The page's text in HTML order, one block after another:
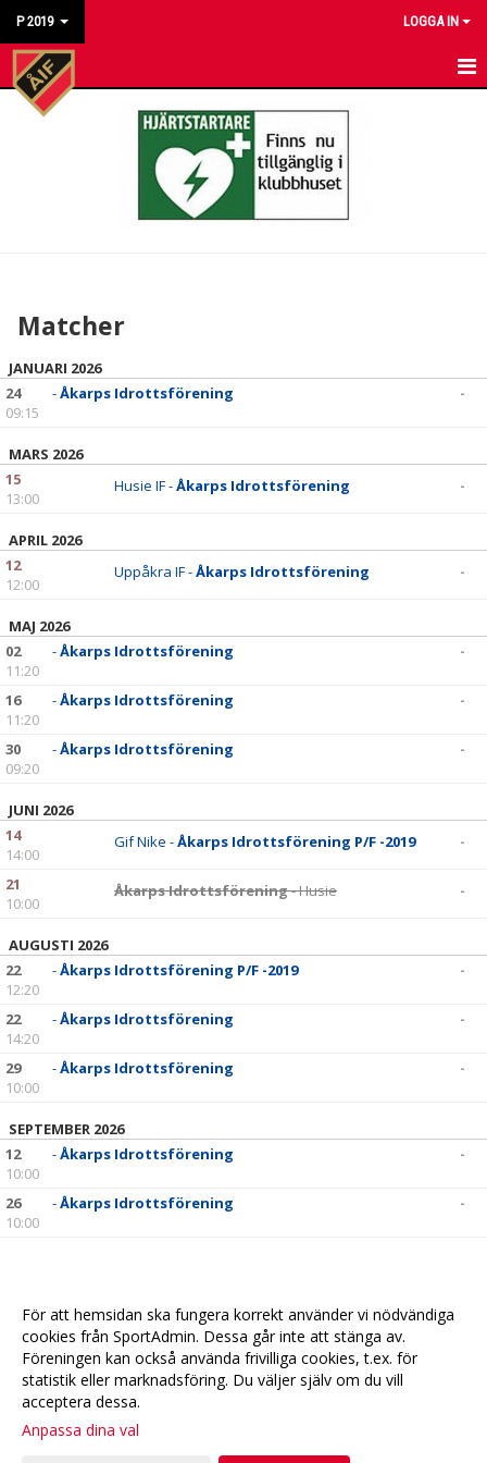
P 2019 LOGGA IN
HEM
DOKUMENT
Matcher
JANUARI 2026
24
09:15
-Åkarps Idrottsförening -
MARS 2026
15
13:00
Husie IF -Åkarps Idrottsförening -
APRIL 2026
12
12:00
Uppåkra IF -Åkarps Idrottsförening -
MAJ 2026
02
11:20
-Åkarps Idrottsförening -
16
11:20
-Åkarps Idrottsförening -
30
09:20
-Åkarps Idrottsförening -
JUNI 2026
14
14:00
Gif Nike -Åkarps Idrottsförening P/F -2019 -
21
10:00
Åkarps Idrottsförening- Husie -
AUGUSTI 2026
22
12:20
-Åkarps Idrottsförening P/F -2019 -
22
14:20
-Åkarps Idrottsförening -
29
10:00
-Åkarps Idrottsförening -
SEPTEMBER 2026
12
10:00
-Åkarps Idrottsförening -
26
10:00
-Åkarps Idrottsförening -
För att hemsidan ska fungera korrekt använder vi nödvändiga
cookies från SportAdmin. Dessa går inte att stänga av.
Föreningen kan också använda frivilliga cookies, t.ex. för
statistik eller marknadsföring. Du väljer själv om du vill
acceptera dessa.
Anpassa dina val